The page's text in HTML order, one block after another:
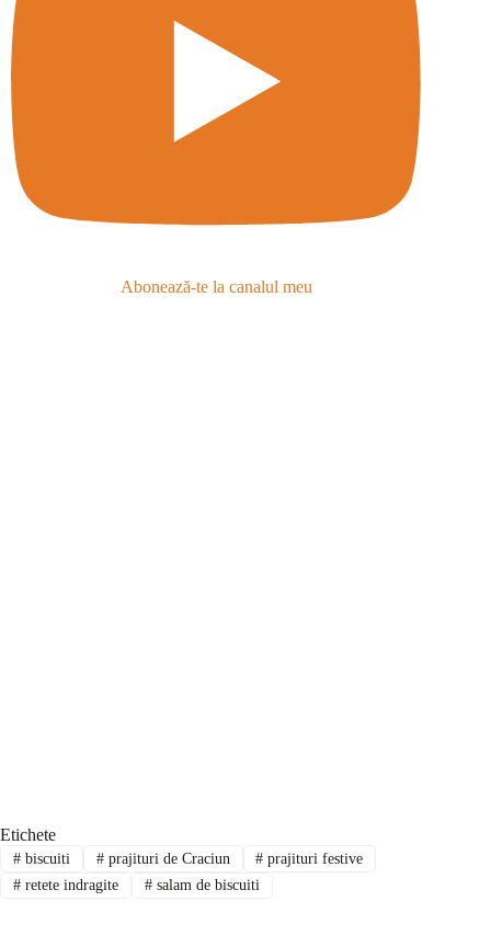
Abonează-te la canalul meu
Etichete
#biscuiti #prajituri de Craciun # prajituri festive
#retete indragite #salam de biscuiti